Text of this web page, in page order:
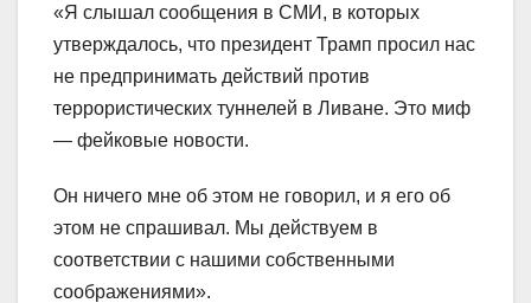
«Я слышал сообщения в СМИ, в которых
утверждалось, что президент Трамп просил нас
не предпринимать действий против
террористических туннелей в Ливане. Это миф
— фейковые новости.
Он ничего мне об этом не говорил, и я его об
этом не спрашивал. Мы действуем в
соответствии с нашими собственными
соображениями».